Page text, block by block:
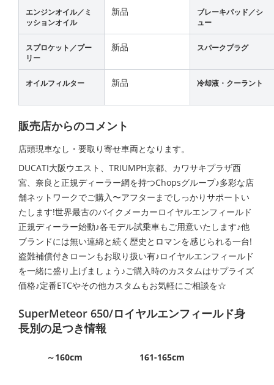
エンジンオイル／ミ
ッションオイル
新品
ブレーキパッド／シ
ュー
スプロケット／プー
リー
新品 スパークプラグ
オイルフィルター 新品 冷却液・クーラント
販売店からのコメント
店頭現車なし・要取り寄せ車両となります。
DUCATI大阪ウエスト、TRIUMPH京都、カワサキプラザ西
宮、奈良と正規ディーラー網を持つChopsグループ♪多彩な店
舗ネットワークでご購入〜アフターまでしっかりサポートい
たします!世界最古のバイクメーカーロイヤルエンフィールド
正規ディーラー始動♪各モデル試乗車もご用意いたします♪他
ブランドには無い連綿と続く歴史とロマンを感じられる一台!
盗難補償付きローンもお取り扱い有♪ロイヤルエンフィールド
を一緒に盛り上げましょう♪ご購入時のカスタムはサプライズ
価格♪定番ETCやその他カスタムもお気軽にご相談を☆
SuperMeteor 650/ロイヤルエンフィールド身
長別の足つき情報
～160cm 161-165cm